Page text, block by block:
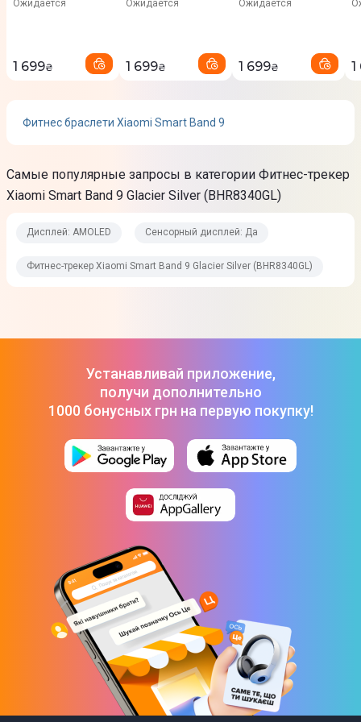
Электронная почта
Уведомление из приложений
Сменный браслет/ремешок
Да
Вибромотор
Да
Емкость аккумулятора
Автономная работа
Размеры и комплектация
Габариты (ВхШхГ)
46,5 х 21,6 х 10,9 мм
Гарантийный талон
Ожидается
1 699₴
Ожидается
1 699₴
Ожидается
1 699₴ 1
Фитнес браслети Xiaomi Smart Band 9
Самые популярные запросы в категории Фитнес-трекер
Xiaomi Smart Band 9 Glacier Silver (BHR8340GL)
Дисплей: AMOLED Сенсорный дисплей: Да
Фитнес-трекер Xiaomi Smart Band 9 Glacier Silver (BHR8340GL)
Устанавливай приложение,
получи дополнительно
1000 бонусных грн на первую покупку!